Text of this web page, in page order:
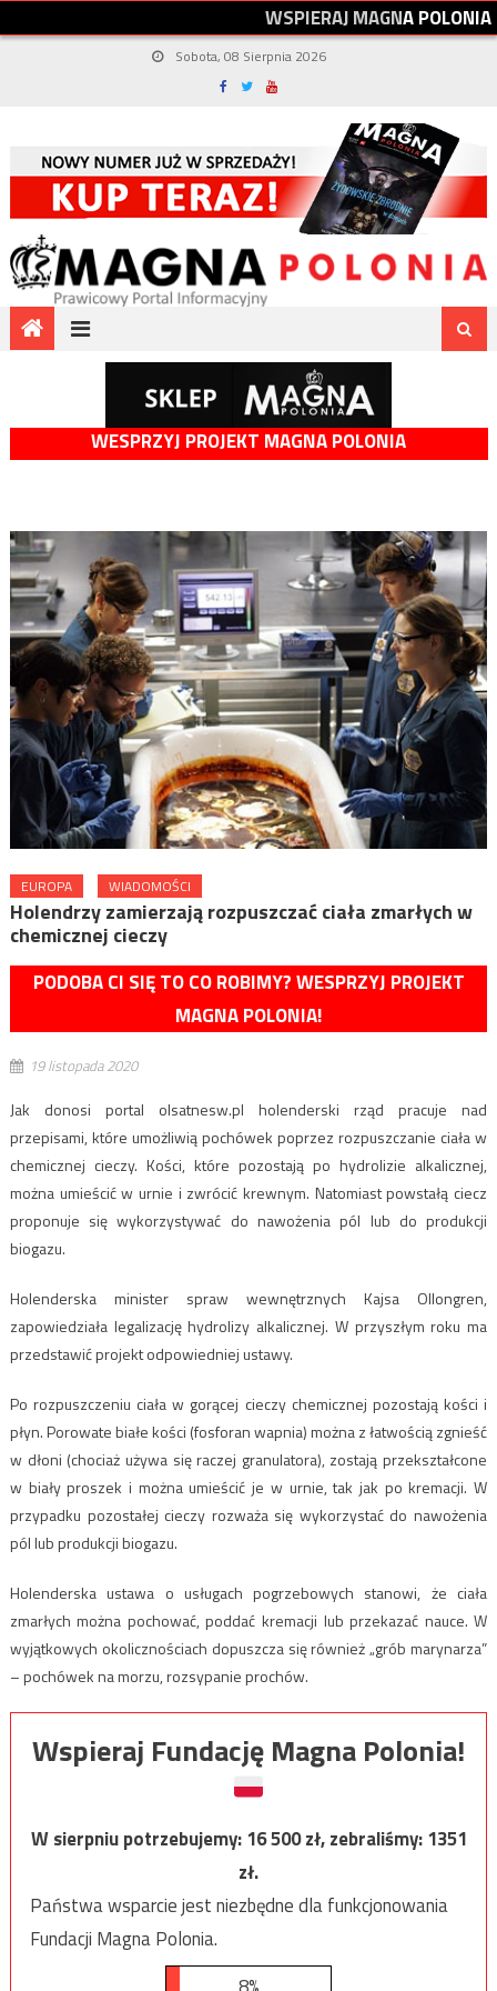
WSPIERAJMAGNAPOLONIA
Sobota, 08 Sierpnia 2026
WESPRZYJ PROJEKT MAGNA POLONIA
EUROPA WIADOMOŚCI
Holendrzy zamierzają rozpuszczać ciała zmarłych w
chemicznej cieczy
PODOBA CI SIĘ TO CO ROBIMY? WESPRZYJ PROJEKT
MAGNA POLONIA!
19 listopada 2020
Jak donosi portal olsatnesw.pl holenderski rząd pracuje nad
przepisami, które umożliwią pochówek poprzez rozpuszczanie ciała w
chemicznej cieczy. Kości, które pozostają po hydrolizie alkalicznej,
można umieścić w urnie i zwrócić krewnym. Natomiast powstałą ciecz
proponuje się wykorzystywać do nawożenia pól lub do produkcji
biogazu.
Holenderska minister spraw wewnętrznych Kajsa Ollongren,
zapowiedziała legalizację hydrolizy alkalicznej. W przyszłym roku ma
przedstawić projekt odpowiedniej ustawy.
Po rozpuszczeniu ciała w gorącej cieczy chemicznej pozostają kości i
płyn. Porowate białe kości (fosforan wapnia) można z łatwością zgnieść
w dłoni (chociaż używa się raczej granulatora), zostają przekształcone
w biały proszek i można umieścić je w urnie, tak jak po kremacji. W
przypadku pozostałej cieczy rozważa się wykorzystać do nawożenia
pól lub produkcji biogazu.
Holenderska ustawa o usługach pogrzebowych stanowi, że ciała
zmarłych można pochować, poddać kremacji lub przekazać nauce. W
wyjątkowych okolicznościach dopuszcza się również „grób marynarza”
– pochówek na morzu, rozsypanie prochów.
Wspieraj Fundację Magna Polonia!
W sierpniu potrzebujemy:16 500zł, zebraliśmy:1351
zł.
Państwa wsparcie jest niezbędne dla funkcjonowania
Fundacji Magna Polonia.